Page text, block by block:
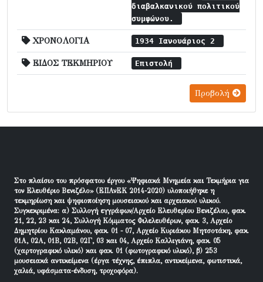
διαβαλκανικού πολιτικού
συμφώνου.
ΧΡΟΝΟΛΟΓΙΑ 1934 Ιανουάριος 2
ΕΙΔΟΣ ΤΕΚΜΗΡΙΟΥ Επιστολή
Προβολή
Στο πλαίσιο του πρόσφατου έργου «Ψηφιακά Μνημεία και Τεκμήρια για
τον Ελευθέριο Βενιζέλο» (ΕΠΑνΕΚ 2014-2020) υλοποιήθηκε η
τεκμηρίωση και ψηφιοποίηση μουσειακού και αρχειακού υλικού.
Συγκεκριμένα: α) Συλλογή εγγράφων/Αρχείο Ελευθερίου Βενιζέλου, φακ.
21, 22, 23 και 24, Συλλογή Κόμματος Φιλελευθέρων, φακ. 3, Αρχείο
Δημητρίου Κακλαμάνου, φακ. 01 - 07, Αρχείο Κυριάκου Μητσοτάκη, φακ.
01Α, 02Α, 01Β, 02Β, 02Γ, 03 και 04, Αρχείο Καλλιγιάνη, φακ. 05
(χαρτογραφικό υλικό) και φακ. 01 (φωτογραφικό υλικό), β) 253
μουσειακά αντικείμενα (έργα τέχνης, έπιπλα, αντικείμενα, φωτιστικά,
χαλιά, υφάσματα-ένδυση, τροχοφόρα).